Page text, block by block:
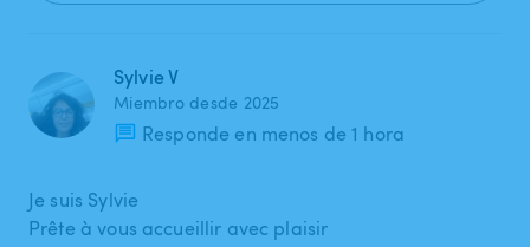
Sylvie V
Miembro desde 2025
Responde en menos de 1 hora
Je suis Sylvie
Prête à vous accueillir avec plaisir